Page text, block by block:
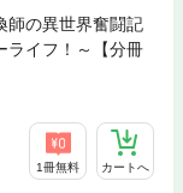
師の異世界奮闘記
ライフ！～【分冊
1冊無料 カートへ